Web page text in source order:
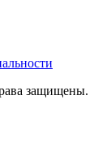
защищены.